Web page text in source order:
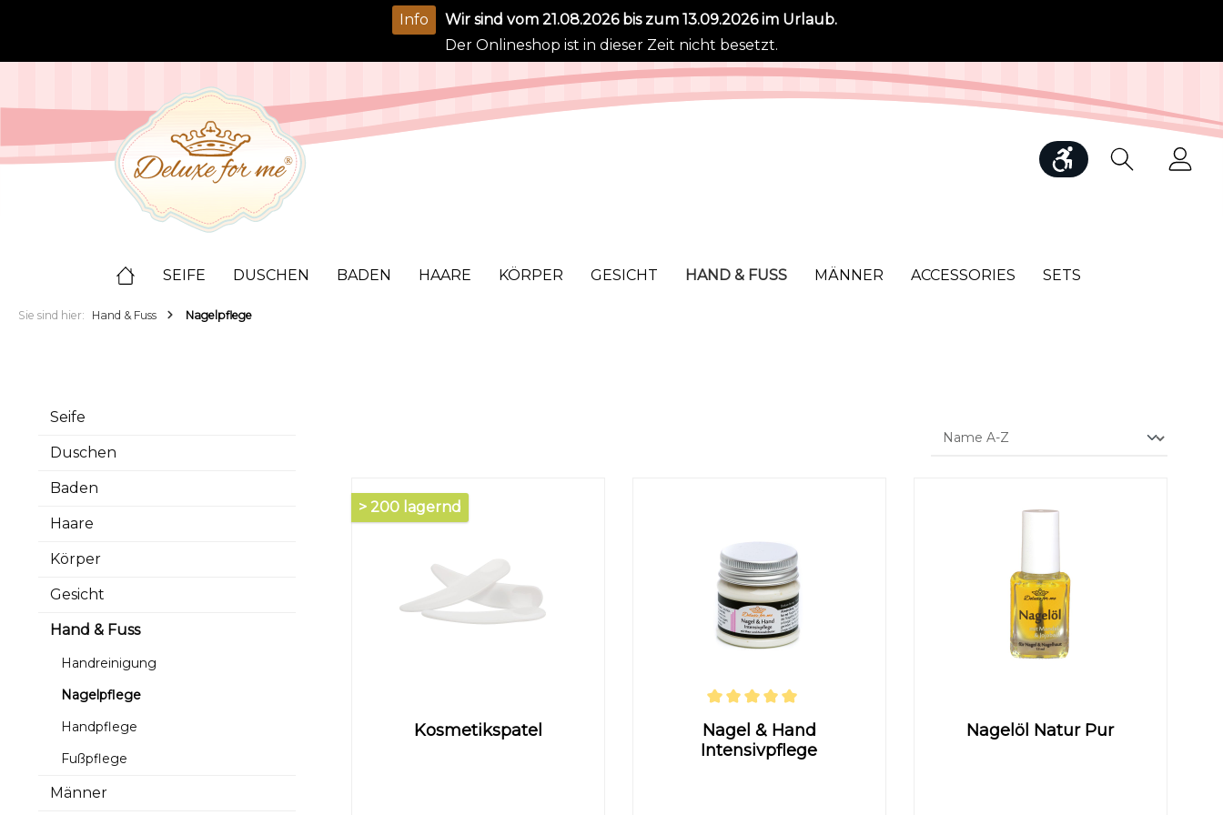
Info
Wir sind vom 21.08.2026 bis zum 13.09.2026 im Urlaub.
Der Onlineshop ist in dieser Zeit nicht besetzt.
Werkzeugleiste
SEIFE DUSCHEN BADEN HAARE KÖRPER GESICHT HAND & FUSS MÄNNER ACCESSORIES SETS
Sie sind hier: Hand & Fuss Nagelpflege
Seife
Duschen
Baden
Haare
Körper
Gesicht
Hand & Fuss
Handreinigung
Nagelpflege
Handpflege
Fußpflege
Männer
> 200 lagernd
Kosmetikspatel
Nagel & Hand
Intensivpflege
Nagelöl Natur Pur